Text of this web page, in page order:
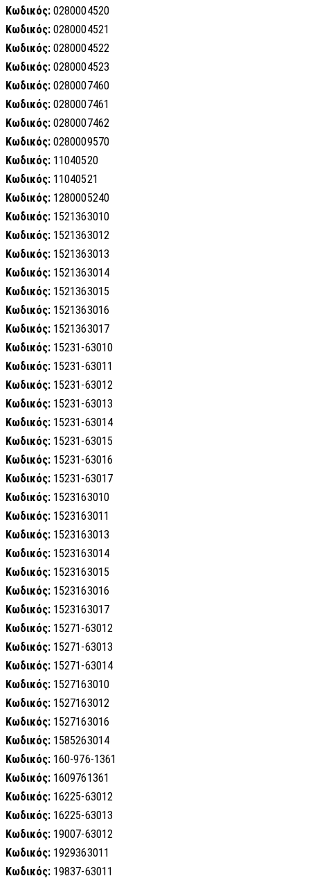
Κωδικός: 0280004520
Κωδικός: 0280004521
Κωδικός: 0280004522
Κωδικός: 0280004523
Κωδικός: 0280007460
Κωδικός: 0280007461
Κωδικός: 0280007462
Κωδικός: 0280009570
Κωδικός: 11040520
Κωδικός: 11040521
Κωδικός: 1280005240
Κωδικός: 1521363010
Κωδικός: 1521363012
Κωδικός: 1521363013
Κωδικός: 1521363014
Κωδικός: 1521363015
Κωδικός: 1521363016
Κωδικός: 1521363017
Κωδικός: 15231-63010
Κωδικός: 15231-63011
Κωδικός: 15231-63012
Κωδικός: 15231-63013
Κωδικός: 15231-63014
Κωδικός: 15231-63015
Κωδικός: 15231-63016
Κωδικός: 15231-63017
Κωδικός: 1523163010
Κωδικός: 1523163011
Κωδικός: 1523163013
Κωδικός: 1523163014
Κωδικός: 1523163015
Κωδικός: 1523163016
Κωδικός: 1523163017
Κωδικός: 15271-63012
Κωδικός: 15271-63013
Κωδικός: 15271-63014
Κωδικός: 1527163010
Κωδικός: 1527163012
Κωδικός: 1527163016
Κωδικός: 1585263014
Κωδικός: 160-976-1361
Κωδικός: 1609761361
Κωδικός: 16225-63012
Κωδικός: 16225-63013
Κωδικός: 19007-63012
Κωδικός: 1929363011
Κωδικός: 19837-63011